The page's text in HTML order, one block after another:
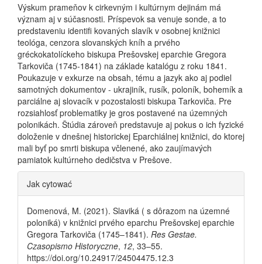
Výskum prameňov k cirkevným i kultúrnym dejinám má
význam aj v súčasnosti. Príspevok sa venuje sonde, a to
predstaveniu identifi kovaných slavík v osobnej knižnici
teológa, cenzora slovanských kníh a prvého
gréckokatolíckeho biskupa Prešovskej eparchie Gregora
Tarkoviča (1745-1841) na základe katalógu z roku 1841.
Poukazuje v exkurze na obsah, tému a jazyk ako aj podiel
samotných dokumentov - ukrajiník, rusík, poloník, bohemík a
parciálne aj slovacík v pozostalosti biskupa Tarkoviča. Pre
rozsiahlosť problematiky je gros postavené na územných
polonikách. Štúdia zároveň predstavuje aj pokus o ich fyzické
doloženie v dnešnej historickej Eparchiálnej knižnici, do ktorej
mali byť po smrti biskupa včlenené, ako zaujímavých
pamiatok kultúrneho dedičstva v Prešove.
Article Details
Jak cytować
Domenová, M. (2021). Slaviká ( s dôrazom na územné
poloniká) v knižnici prvého eparchu Prešovskej eparchie
Gregora Tarkoviča (1745–1841). Res Gestae.
Czasopismo Historyczne, 12, 33–55.
https://doi.org/10.24917/24504475.12.3